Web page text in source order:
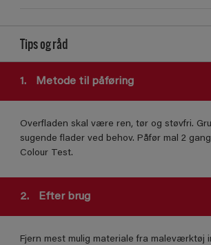
Tips og råd
1. Metode til påføring
Overfladen skal være ren, tør og støvfri.
sugende flader ved behov. Påfør mal 2
Colour Test.
2. Efter brug
Fjern mest mulig materiale fra maleværktøj